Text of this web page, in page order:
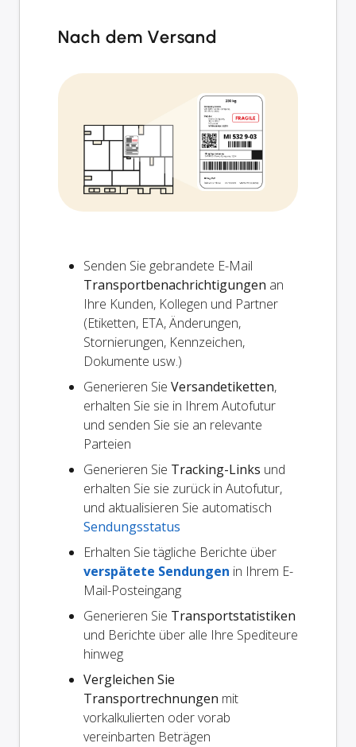
Nach dem Versand
Senden Sie gebrandete E-Mail
Transportbenachrichtigungen an
Ihre Kunden, Kollegen und Partner
(Etiketten, ETA, Änderungen,
Stornierungen, Kennzeichen,
Dokumente usw.)
Generieren Sie Versandetiketten,
erhalten Sie sie in Ihrem Autofutur
und senden Sie sie an relevante
Parteien
Generieren Sie Tracking-Links und
erhalten Sie sie zurück in Autofutur,
und aktualisieren Sie automatisch
Sendungsstatus
Erhalten Sie tägliche Berichte über
verspätete Sendungen in Ihrem E-
Mail-Posteingang
Generieren Sie Transportstatistiken
und Berichte über alle Ihre Spediteure
hinweg
Vergleichen Sie
Transportrechnungen mit
vorkalkulierten oder vorab
vereinbarten Beträgen